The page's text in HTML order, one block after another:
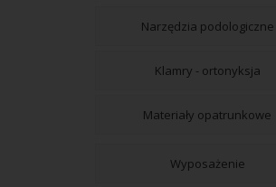
Narzędzia podologiczne
Klamry - ortonyksja
Materiały opatrunkowe
Wyposażenie